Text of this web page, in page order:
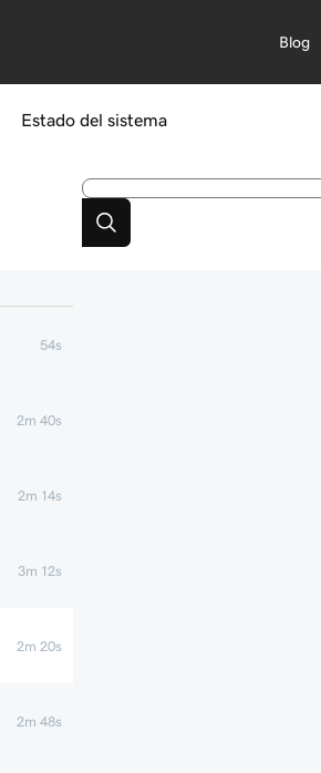
Blog
Estado del sistema
54s
2m 40s
2m 14s
3m 12s
2m 20s
2m 48s